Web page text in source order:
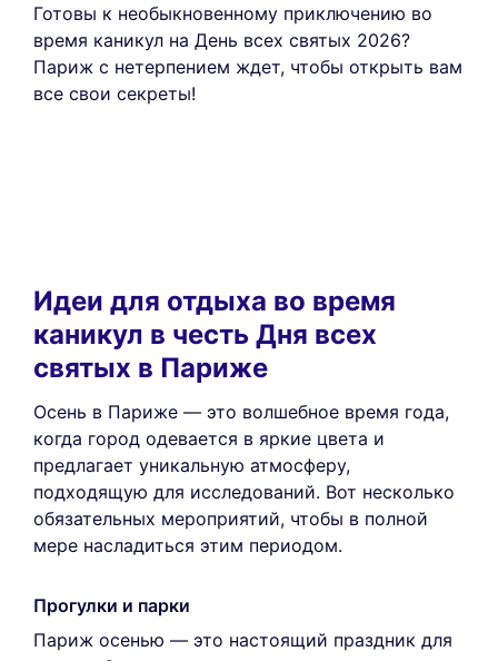
Готовы к необыкновенному приключению во
время каникул на День всех святых 2026?
Париж с нетерпением ждет, чтобы открыть вам
все свои секреты!
Идеи для отдыха во время
каникул в честь Дня всех
святых в Париже
Осень в Париже — это волшебное время года,
когда город одевается в яркие цвета и
предлагает уникальную атмосферу,
подходящую для исследований. Вот несколько
обязательных мероприятий, чтобы в полной
мере насладиться этим периодом.
Прогулки и парки
Париж осенью — это настоящий праздник для